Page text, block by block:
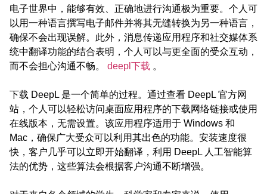
电子世界中，能够有效、正确地进行沟通极为重要。个人可
以用一种语言撰写电子邮件并将其无缝转换为另一种语言，
确保不会出现误解。此外，消息传递应用程序和社交媒体系
统中翻译功能的结合表明，个人可以与更全面的受众互动，
而不会担心沟通不畅。 deepl下载 。
下载 DeepL 是一个简单的过程。通过查看 DeepL 官方网
站，个人可以轻松访问桌面应用程序的下载网络链接或使用
在线版本，无需设置。该应用程序适用于 Windows 和
Mac，确保广大受众可以利用其出色的功能。安装速度很
快，客户几乎可以立即开始翻译，利用 DeepL 人工智能算
法的优势，这些算法会根据客户沟通不断增强。